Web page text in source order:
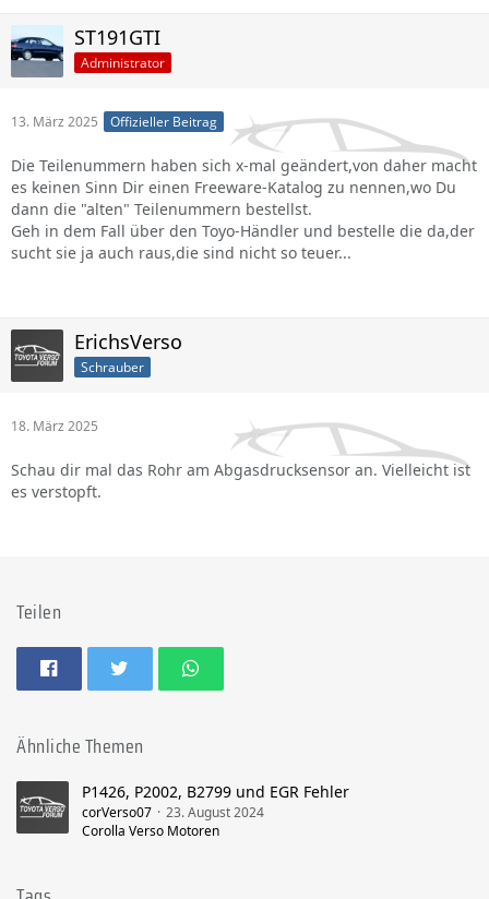
ST191GTI
Administrator
13. März 2025 Offizieller Beitrag
Die Teilenummern haben sich x-mal geändert,von daher macht
es keinen Sinn Dir einen Freeware-Katalog zu nennen,wo Du
dann die "alten" Teilenummern bestellst.
Geh in dem Fall über den Toyo-Händler und bestelle die da,der
sucht sie ja auch raus,die sind nicht so teuer...
ErichsVerso
Schrauber
18. März 2025
Schau dir mal das Rohr am Abgasdrucksensor an. Vielleicht ist
es verstopft.
Teilen
Ähnliche Themen
P1426, P2002, B2799 und EGR Fehler
corVerso07
23. August 2024
Corolla Verso Motoren